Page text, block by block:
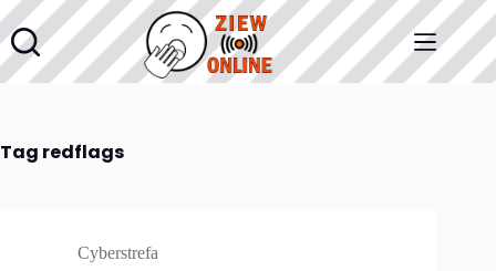
Przejdź
do
treści
Tag redflags
Cyberstrefa